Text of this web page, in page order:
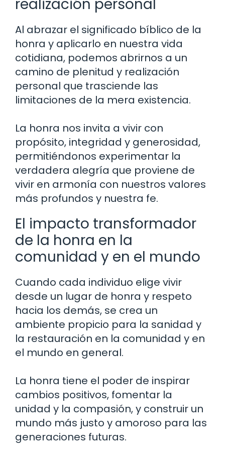
realización personal
Al abrazar el significado bíblico de la
honra y aplicarlo en nuestra vida
cotidiana, podemos abrirnos a un
camino de plenitud y realización
personal que trasciende las
limitaciones de la mera existencia.
La honra nos invita a vivir con
propósito, integridad y generosidad,
permitiéndonos experimentar la
verdadera alegría que proviene de
vivir en armonía con nuestros valores
más profundos y nuestra fe.
El impacto transformador
de la honra en la
comunidad y en el mundo
Cuando cada individuo elige vivir
desde un lugar de honra y respeto
hacia los demás, se crea un
ambiente propicio para la sanidad y
la restauración en la comunidad y en
el mundo en general.
La honra tiene el poder de inspirar
cambios positivos, fomentar la
unidad y la compasión, y construir un
mundo más justo y amoroso para las
generaciones futuras.